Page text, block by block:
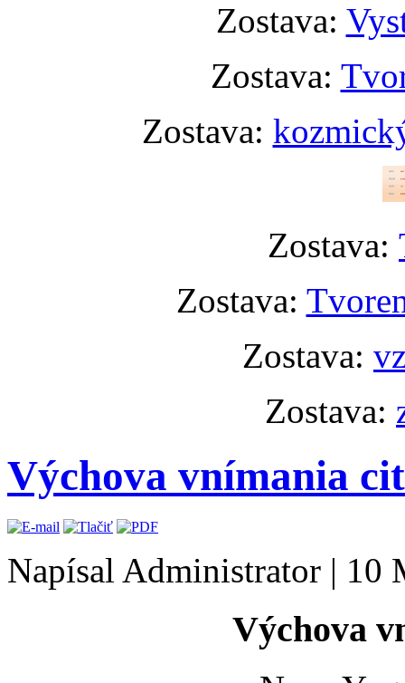
Zostava:
Zostava:
Zostava:
Zostava:
Zostava:
Zostava:
Zostava:
Výchova vnímania
Napísal Administrator | 10
Výchova